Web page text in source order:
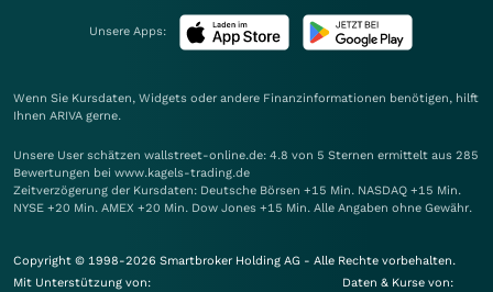
Unsere Apps:
Wenn Sie Kursdaten, Widgets oder andere Finanzinformationen benötigen, hilft
Ihnen ARIVA gerne.
Unsere User schätzen wallstreet-online.de: 4.8 von 5 Sternen ermittelt aus 285
Bewertungen bei www.kagels-trading.de
Zeitverzögerung der Kursdaten: Deutsche Börsen +15 Min. NASDAQ +15 Min.
NYSE +20 Min. AMEX +20 Min. Dow Jones +15 Min. Alle Angaben ohne Gewähr.
Copyright © 1998-2026 Smartbroker Holding AG - Alle Rechte vorbehalten.
Mit Unterstützung von:
Daten & Kurse von: